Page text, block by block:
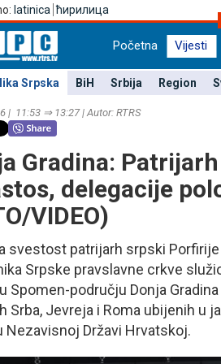
latinica ћирилица
Početna Vijesti
Srpska BiH Srbija Region
| 11:53 ⇒ 13:27 | Autor: RTRS
Gradina:
delegacije
VIDEO)
svestost patrijarh srpski
Srpske pravslavne crkve
Spomen-području Donja
Srba, Јevreja i Roma ubijenih
Nezavisnoj Državi Hrvatskoj.